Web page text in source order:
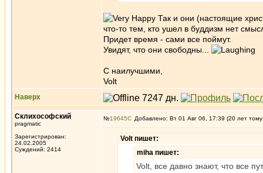
Так и они (настоящие
что-то тем, кто ушел в буддизм нет
Придет время - сами все поймут.
Увидят, что они свободны...
С наилучшими,
Volt
Наверх
Склихософский
pragmatic
Зарегистрирован:
24.02.2005
Суждений: 2414
№19645 Добавлено: Вт 01 Авг 06, 17:39 (20 лет
Volt пишет:
miha пишет:
Volt, все давно знают, что все